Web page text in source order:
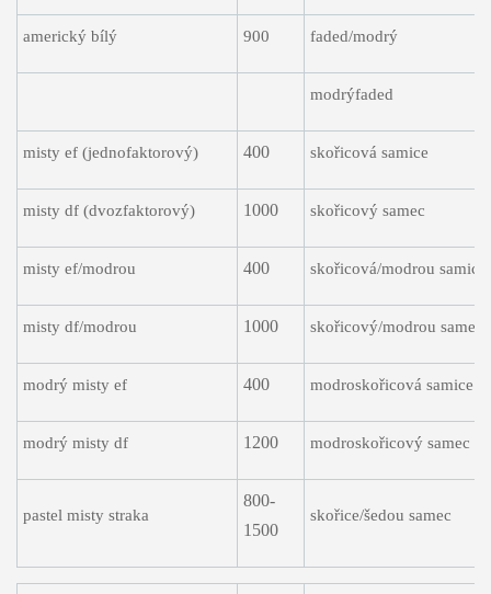
americký bílý 900 faded/modrý
modrýfaded
misty ef (jednofaktorový) 400 skořicová samice
misty df (dvozfaktorový) 1000 skořicový samec
misty ef/modrou 400 skořicová/modrou samice
misty df/modrou 1000 skořicový/modrou samec
modrý misty ef 400 modroskořicová samice
modrý misty df 1200 modroskořicový samec
pastel misty straka
800-
1500
skořice/šedou samec